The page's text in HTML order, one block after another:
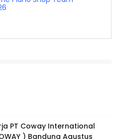
April 2026
PT Coway International
) Bandung Agustus